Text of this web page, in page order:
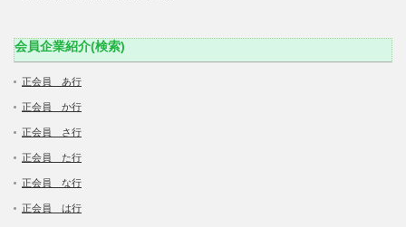
会員企業紹介(検索)
正会員 あ行
正会員 か行
正会員 さ行
正会員 た行
正会員 な行
正会員 は行